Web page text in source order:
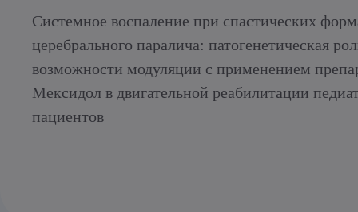
Системное воспаление при спастических
церебрального паралича: патогенетическая
возможности модуляции с применением
Мексидол в двигательной реабилитации
пациентов